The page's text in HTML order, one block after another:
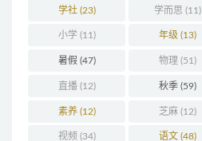
学社(23) 学而思 (11)
小学(11) 年级 (13)
暑假 (47) 物理 (51)
直播(12) 秋季(59)
素养(12) 芝麻(12)
视频 (34) 语文 (48)